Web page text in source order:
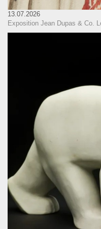
13.07.2026
Exposition Jean Dupas & Co.